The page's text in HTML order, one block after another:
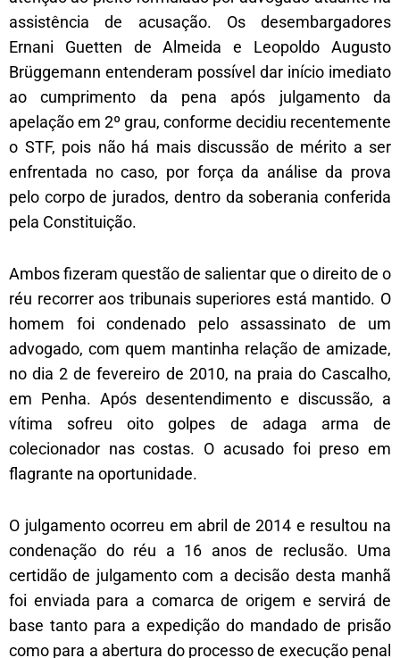
assistência de acusação. Os desembargadores
Ernani Guetten de Almeida e Leopoldo Augusto
Brüggemann entenderam possível dar início imediato
ao cumprimento da pena após julgamento da
apelação em 2º grau, conforme decidiu recentemente
o STF, pois não há mais discussão de mérito a ser
enfrentada no caso, por força da análise da prova
pelo corpo de jurados, dentro da soberania conferida
pela Constituição.
Ambos fizeram questão de salientar que o direito de o
réu recorrer aos tribunais superiores está mantido. O
homem foi condenado pelo assassinato de um
advogado, com quem mantinha relação de amizade,
no dia 2 de fevereiro de 2010, na praia do Cascalho,
em Penha. Após desentendimento e discussão, a
vítima sofreu oito golpes de adaga arma de
colecionador nas costas. O acusado foi preso em
flagrante na oportunidade.
O julgamento ocorreu em abril de 2014 e resultou na
condenação do réu a 16 anos de reclusão. Uma
certidão de julgamento com a decisão desta manhã
foi enviada para a comarca de origem e servirá de
base tanto para a expedição do mandado de prisão
como para a abertura do processo de execução penal